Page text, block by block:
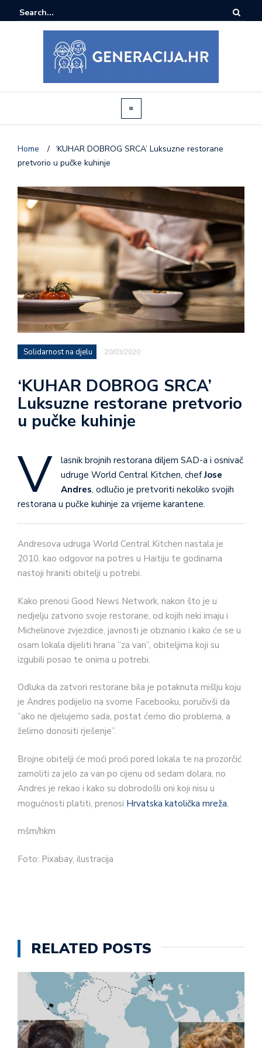
Home / ‘KUHAR DOBROG SRCA’ Luksuzne restorane
pretvorio u pučke kuhinje
Solidarnost na djelu 20/03/2020
‘KUHAR DOBROG SRCA’
Luksuzne restorane pretvorio
u pučke kuhinje
V
lasnik brojnih restorana diljem SAD-a i osnivač
udruge World Central Kitchen, chefJose
Andres, odlučio je pretvoriti nekoliko svojih
restorana u pučke kuhinje za vrijeme karantene.
Andresova udruga World Central Kitchen nastala je
2010. kao odgovor na potres u Haitiju te godinama
nastoji hraniti obitelji u potrebi.
Kako prenosi Good News Network, nakon što je u
nedjelju zatvorio svoje restorane, od kojih neki imaju i
Michelinove zvjezdice, javnosti je obznanio i kako će se u
osam lokala dijeliti hrana ”za van”, obiteljima koji su
izgubili posao te onima u potrebi.
Odluka da zatvori restorane bila je potaknuta mišlju koju
je Andres podijelio na svome Facebooku, poručivši da
”ako ne djelujemo sada, postat ćemo dio problema, a
želimo donositi rješenje”.
Brojne obitelji će moći proći pored lokala te na prozorčić
zamoliti za jelo za van po cijenu od sedam dolara, no
Andres je rekao i kako su dobrodošli oni koji nisu u
mogućnosti platiti, prenosi Hrvatska katolička mreža.
mšm/hkm
Foto: Pixabay, ilustracija
RELATED POSTS